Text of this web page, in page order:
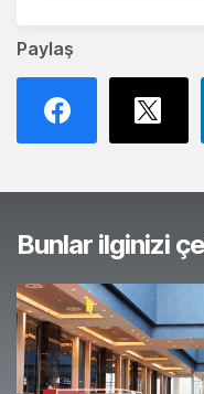
Paylaş
Bunlar ilginizi